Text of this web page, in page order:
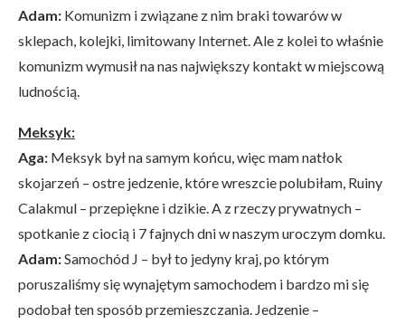
Adam: Komunizm i związane z nim braki towarów w
sklepach, kolejki, limitowany Internet. Ale z kolei to właśnie
komunizm wymusił na nas największy kontakt w miejscową
ludnością.
Meksyk:
Aga: Meksyk był na samym końcu, więc mam natłok
skojarzeń – ostre jedzenie, które wreszcie polubiłam, Ruiny
Calakmul – przepiękne i dzikie. A z rzeczy prywatnych –
spotkanie z ciocią i 7 fajnych dni w naszym uroczym domku.
Adam:Samochód J – był to jedyny kraj, po którym
poruszaliśmy się wynajętym samochodem i bardzo mi się
podobał ten sposób przemieszczania. Jedzenie –